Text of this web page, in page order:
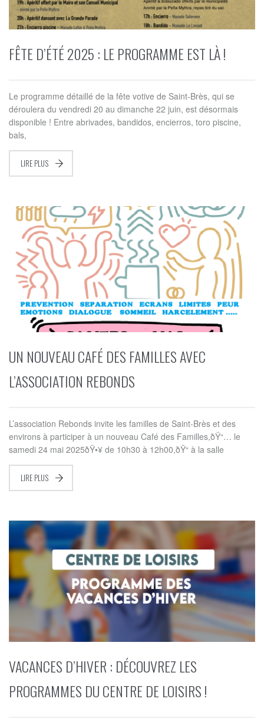
FÊTE D’ÉTÉ 2025 : LE PROGRAMME EST LÀ !
Le programme détaillé de la fête votive de Saint-Brès, qui se
déroulera du vendredi 20 au dimanche 22 juin, est désormais
disponible ! Entre abrivades, bandidos, encierros, toro piscine,
bals,
LIRE PLUS
UN NOUVEAU CAFÉ DES FAMILLES AVEC
L’ASSOCIATION REBONDS
L’association Rebonds invite les familles de Saint-Brès et des
environs à participer à un nouveau Café des Familles,ðŸ“… le
samedi 24 mai 2025ðŸ•¥ de 10h30 à 12h00,ðŸ“ à la salle
LIRE PLUS
VACANCES D’HIVER : DÉCOUVREZ LES
PROGRAMMES DU CENTRE DE LOISIRS !